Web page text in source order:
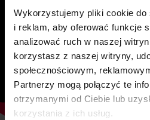
Wykorzystujemy pliki cookie do
i reklam, aby oferować funkcje
analizować ruch w naszej
korzystasz z naszej witryny,
społecznościowym,
Partnerzy mogą połączyć te
otrzymanymi od Ciebie lub
korzystania z ich usług.